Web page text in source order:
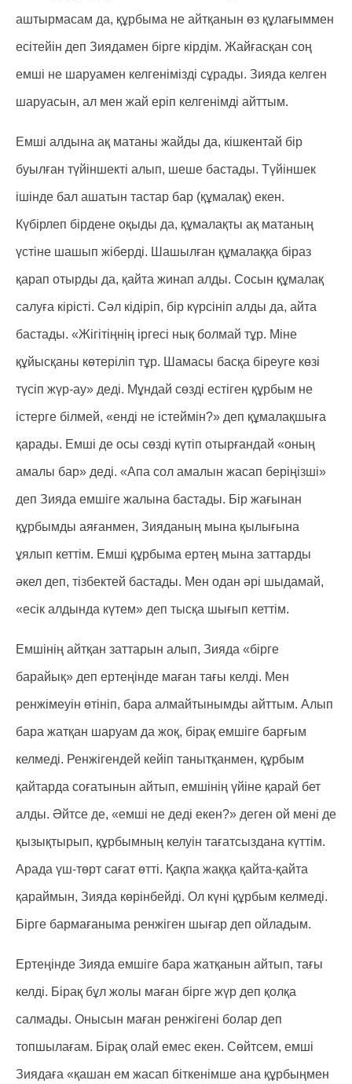
аштырмасам да, құрбыма не айтқанын өз құлағыммен
есітейін деп Зиядамен бірге кірдім. Жайғасқан соң
емші не шаруамен келгенімізді сұрады. Зияда келген
шаруасын, ал мен жай еріп келгенімді айттым.
Емші алдына ақ матаны жайды да, кішкентай бір
буылған түйіншекті алып, шеше бастады. Түйіншек
ішінде бал ашатын тастар бар (құмалақ) екен.
Күбірлеп бірдене оқыды да, құмалақты ақ матаның
үстіне шашып жіберді. Шашылған құмалаққа біраз
қарап отырды да, қайта жинап алды. Сосын құмалақ
салуға кірісті. Сәл кідіріп, бір күрсініп алды да, айта
бастады. «Жігітіңнің іргесі нық болмай тұр. Міне
құйысқаны көтеріліп тұр. Шамасы басқа біреуге көзі
түсіп жүр-ау» деді. Мұндай сөзді естіген құрбым не
істерге білмей, «енді не істеймін?» деп құмалақшыға
қарады. Емші де осы сөзді күтіп отырғандай «оның
амалы бар» деді. «Апа сол амалын жасап беріңізші»
деп Зияда емшіге жалына бастады. Бір жағынан
құрбымды аяғанмен, Зияданың мына қылығына
ұялып кеттім. Емші құрбыма ертең мына заттарды
әкел деп, тізбектей бастады. Мен одан әрі шыдамай,
«есік алдында күтем» деп тысқа шығып кеттім.
Емшінің айтқан заттарын алып, Зияда «бірге
барайық» деп ертеңінде маған тағы келді. Мен
ренжімеуін өтініп, бара алмайтынымды айттым. Алып
бара жатқан шаруам да жоқ, бірақ емшіге барғым
келмеді. Ренжігендей кейіп танытқанмен, құрбым
қайтарда соғатынын айтып, емшінің үйіне қарай бет
алды. Әйтсе де, «емші не деді екен?» деген ой мені де
қызықтырып, құрбымның келуін тағатсыздана күттім.
Арада үш-төрт сағат өтті. Қақпа жаққа қайта-қайта
қараймын, Зияда көрінбейді. Ол күні құрбым келмеді.
Бірге бармағаныма ренжіген шығар деп ойладым.
Ертеңінде Зияда емшіге бара жатқанын айтып, тағы
келді. Бірақ бұл жолы маған бірге жүр деп қолқа
салмады. Онысын маған ренжігені болар деп
топшылағам. Бірақ олай емес екен. Сөйтсем, емші
Зиядаға «қашан ем жасап біткенімше ана құрбыңмен